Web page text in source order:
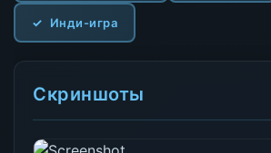
Инди-игра
Скриншоты